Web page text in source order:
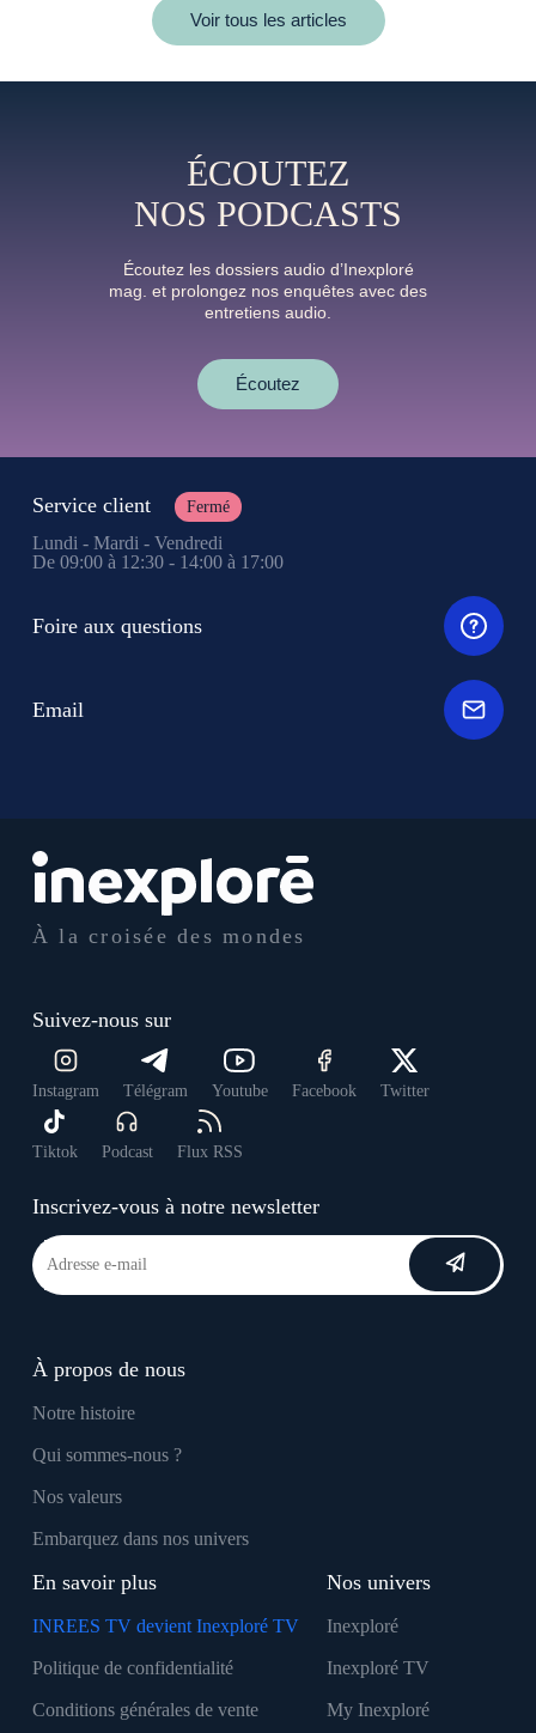
Voir tous les articles
ÉCOUTEZ
NOS PODCASTS
Écoutez les dossiers audio d’Inexploré
mag. et prolongez nos enquêtes avec des
entretiens audio.
Écoutez
À la croisée des mondes
Suivez-nous sur
Instagram Télégram Youtube Facebook Twitter
Tiktok Podcast Flux RSS
Inscrivez-vous à notre newsletter
À propos de nous
Notre histoire
Qui sommes-nous ?
Nos valeurs
Embarquez dans nos univers
En savoir plus
INREES TV devient Inexploré TV
Politique de confidentialité
Conditions générales de vente
Nos univers
Inexploré
Inexploré TV
My Inexploré
Service client Fermé
Lundi - Mardi - Vendredi
De 09:00 à 12:30 - 14:00 à 17:00
Foire aux questions
Email